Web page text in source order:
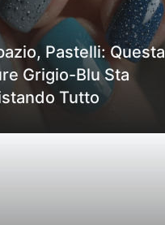
Pastelli: Questa
Grigio-Blu Sta
Tutto